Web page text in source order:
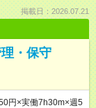
掲載日：2026.07.21
・保守
円×実働7h30m×週5